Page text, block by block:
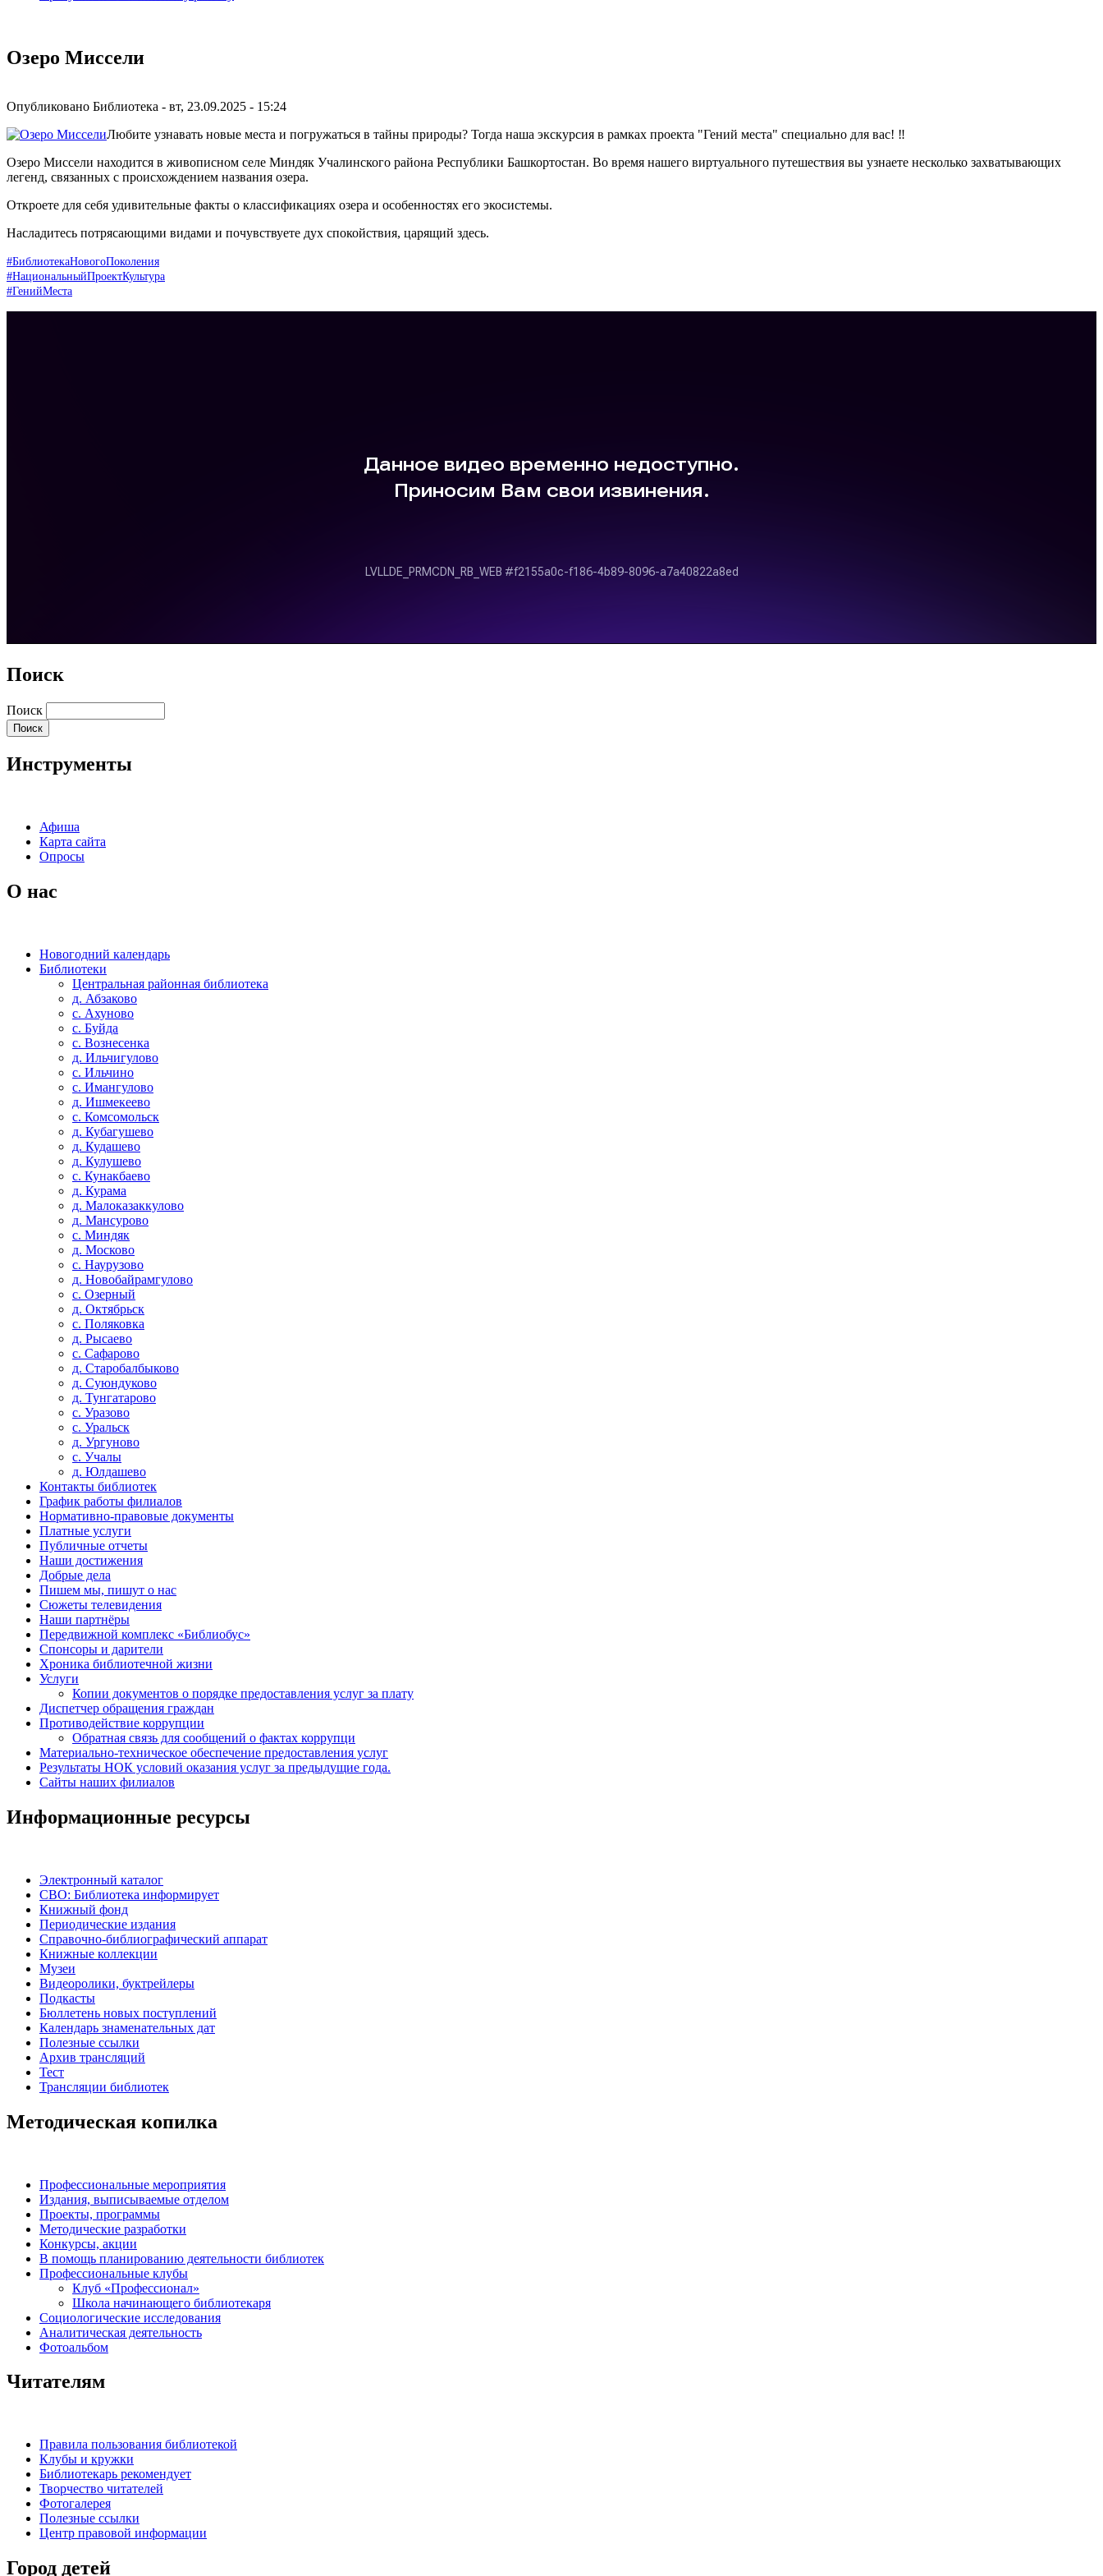
Озеро Миссели
Опубликовано Библиотека - вт, 23.09.2025 - 15:24
Любите узнавать новые места и погружаться в тайны природы? Тогда наша экскурсия в рамках проекта "Гений места" специально для вас! ‼
Озеро Миссели находится в живописном селе Миндяк Учалинского района Республики Башкортостан. Во время нашего виртуального путешествия вы узнаете несколько захватывающих
легенд, связанных с происхождением названия озера.
Откроете для себя удивительные факты о классификациях озера и особенностях его экосистемы.
Насладитесь потрясающими видами и почувствуете дух спокойствия, царящий здесь.
#БиблиотекаНовогоПоколения
#НациональныйПроектКультура
#ГенийМеста
Поиск
Поиск
Инструменты
Афиша
Карта сайта
Опросы
О нас
Новогодний календарь
Библиотеки
Центральная районная библиотека
д. Абзаково
с. Ахуново
с. Буйда
с. Вознесенка
д. Ильчигулово
с. Ильчино
с. Имангулово
д. Ишмекеево
с. Комсомольск
д. Кубагушево
д. Кудашево
д. Кулушево
с. Кунакбаево
д. Курама
д. Малоказаккулово
д. Мансурово
с. Миндяк
д. Москово
с. Наурузово
д. Новобайрамгулово
с. Озерный
д. Октябрьск
с. Поляковка
д. Рысаево
с. Сафарово
д. Старобалбыково
д. Суюндуково
д. Тунгатарово
с. Уразово
с. Уральск
д. Ургуново
с. Учалы
д. Юлдашево
Контакты библиотек
График работы филиалов
Нормативно-правовые документы
Платные услуги
Публичные отчеты
Наши достижения
Добрые дела
Пишем мы, пишут о нас
Сюжеты телевидения
Наши партнёры
Передвижной комплекс «Библиобус»
Спонсоры и дарители
Хроника библиотечной жизни
Услуги
Копии документов о порядке предоставления услуг за плату
Диспетчер обращения граждан
Противодействие коррупции
Обратная связь для сообщений о фактах коррупци
Материально-техническое обеспечение предоставления услуг
Результаты НОК условий оказания услуг за предыдущие года.
Сайты наших филиалов
Информационные ресурсы
Электронный каталог
СВО: Библиотека информирует
Книжный фонд
Периодические издания
Справочно-библиографический аппарат
Книжные коллекции
Музеи
Видеоролики, буктрейлеры
Подкасты
Бюллетень новых поступлений
Календарь знаменательных дат
Полезные ссылки
Архив трансляций
Тест
Трансляции библиотек
Методическая копилка
Профессиональные мероприятия
Издания, выписываемые отделом
Проекты, программы
Методические разработки
Конкурсы, акции
В помощь планированию деятельности библиотек
Профессиональные клубы
Клуб «Профессионал»
Школа начинающего библиотекаря
Социологические исследования
Аналитическая деятельность
Фотоальбом
Читателям
Правила пользования библиотекой
Клубы и кружки
Библиотекарь рекомендует
Творчество читателей
Фотогалерея
Полезные ссылки
Центр правовой информации
Город детей